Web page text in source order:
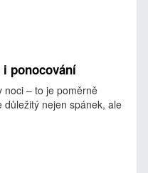
ponocování
noci – to je poměrně
nejen spánek, ale